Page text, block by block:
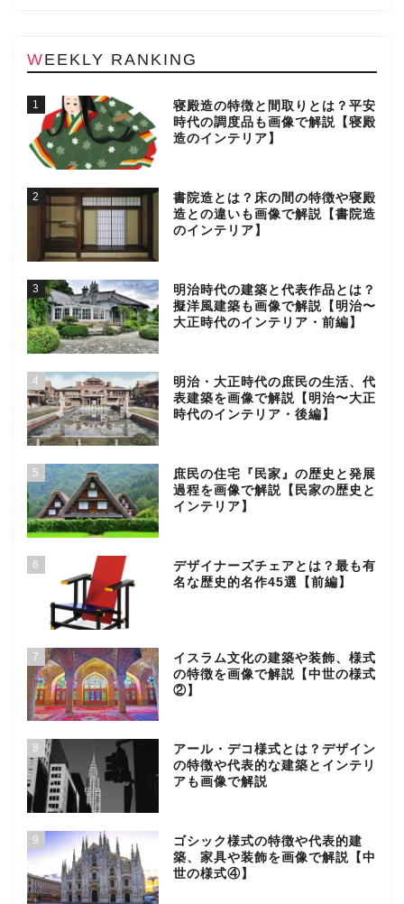
WEEKLY RANKING
1
寝殿造の特徴と間取りとは？平安
時代の調度品も画像で解説【寝殿
造のインテリア】
2
書院造とは？床の間の特徴や寝殿
造との違いも画像で解説【書院造
のインテリア】
3
明治時代の建築と代表作品とは？
擬洋風建築も画像で解説【明治〜
大正時代のインテリア・前編】
4
明治・大正時代の庶民の生活、代
表建築を画像で解説【明治〜大正
時代のインテリア・後編】
5
庶民の住宅『民家』の歴史と発展
過程を画像で解説【民家の歴史と
インテリア】
6
デザイナーズチェアとは？最も有
名な歴史的名作45選【前編】
7
イスラム文化の建築や装飾、様式
の特徴を画像で解説【中世の様式
②】
8
アール・デコ様式とは？デザイン
の特徴や代表的な建築とインテリ
アも画像で解説
9
ゴシック様式の特徴や代表的建
築、家具や装飾を画像で解説【中
世の様式④】